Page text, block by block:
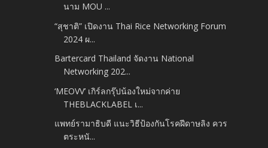
นาม MOU ...
“สุชาติ” เปิดงาน Thai Rice Networking Forum
2024 ผ...
Bartercard Thailand จัดงาน National
Networking 202...
‘MEOVV’ เกิร์ลกรุ๊ปน้องใหม่จากค่าย
THEBLACKLABEL เ...
แพทย์รามาธิบดี แนะวิธีป้องกันโรคฝีดาษลิง ควร
ตระหนั...